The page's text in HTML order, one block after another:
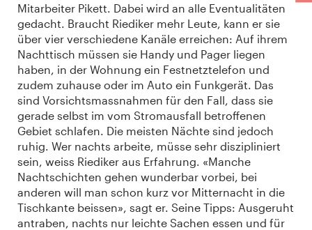
Mitarbeiter Pikett. Dabei wird an alle Eventualitäten
gedacht. Braucht Riediker mehr Leute, kann er sie
über vier verschiedene Kanäle erreichen: Auf ihrem
Nachttisch müssen sie Handy und Pager liegen
haben, in der Wohnung ein Festnetztelefon und
zudem zuhause oder im Auto ein Funkgerät. Das
sind Vorsichtsmassnahmen für den Fall, dass sie
gerade selbst im vom Stromausfall betroffenen
Gebiet schlafen. Die meisten Nächte sind jedoch
ruhig. Wer nachts arbeite, müsse sehr diszipliniert
sein, weiss Riediker aus Erfahrung. «Manche
Nachtschichten gehen wunderbar vorbei, bei
anderen will man schon kurz vor Mitternacht in die
Tischkante beissen», sagt er. Seine Tipps: Ausgeruht
antraben, nachts nur leichte Sachen essen und für